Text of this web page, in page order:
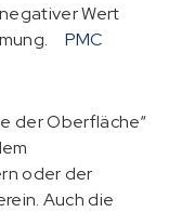
Wert
PMC
der Oberfläche“
oder der
Auch die